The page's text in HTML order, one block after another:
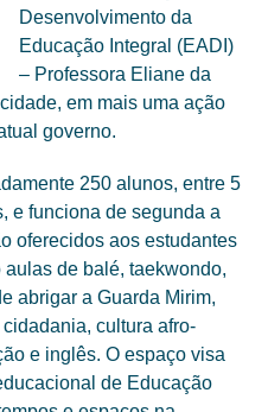
Desenvolvimento da
Educação Integral (EADI)
– Professora Eliane da
em mais uma ação
governo.
250 alunos, entre 5
e funciona de segunda a
oferecidos aos estudantes
de balé, taekwondo,
abrigar a Guarda Mirim,
cultura afro-
e inglês. O espaço visa
de Educação